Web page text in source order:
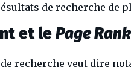
de recherche de
et lePage Rank
recherche veut dire